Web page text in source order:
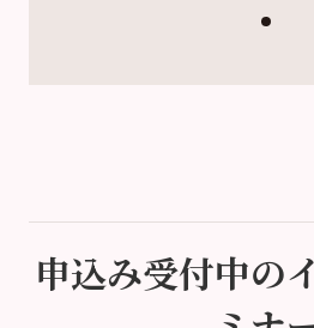
申込み受付中の